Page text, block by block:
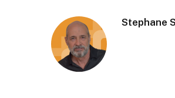
Stephane